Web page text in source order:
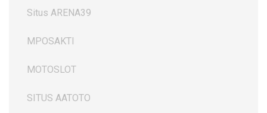
Situs ARENA39
MPOSAKTI
MOTOSLOT
SITUS AATOTO